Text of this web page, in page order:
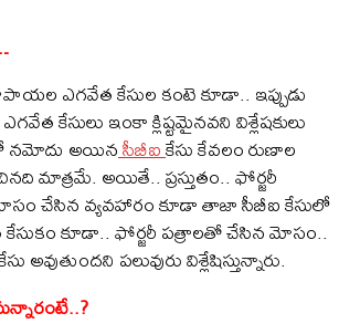
ఎగవేత కేసుల కంటె కూడా.. ఇప్పుడు
కేసులు ఇంకా క్లిష్టమైనవని విశ్లేషకులు
నమోదు అయినసీబీఐకేసు కేవలం రుణాల
మాత్రమే. అయితే.. ప్రస్తుతం.. ఫోర్జరీ
చేసిన వ్యవహారం కూడా తాజా సీబీఐ కేసులో
కూడా.. ఫోర్జరీ పత్రాలతో చేసిన మోసం..
అవుతుందని పలువురు విశ్లేషిస్తున్నారు.